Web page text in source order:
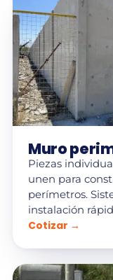
Muro
Piezas
unen para
perímetros.
instalación
Cotizar →